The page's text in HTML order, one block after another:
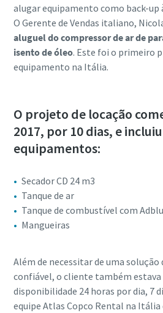
alugar equipamento como back-up
O Gerente de Vendas italiano,
aluguel do compressor de ar de
isento de óleo. Este foi o primeiro
equipamento na Itália.
O projeto de locação
2017, por 10 dias, e
equipamentos:
Secador CD 24 m3
Tanque de ar
Tanque de combustível com
Mangueiras
Além de necessitar de uma
confiável, o cliente também estava
disponibilidade 24 horas por dia, 7
equipe Atlas Copco Rental na